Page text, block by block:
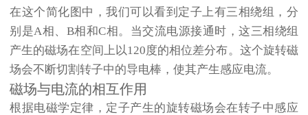
在这个简化图中，我们可以看到定子上有三相绕组，分
别是A相、B相和C相。当交流电源接通时，这三相绕组
产生的磁场在空间上以120度的相位差分布。这个旋转磁
场会不断切割转子中的导电棒，使其产生感应电流。
磁场与电流的相互作用
根据电磁学定律，定子产生的旋转磁场会在转子中感应